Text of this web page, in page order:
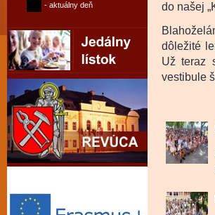
- aktuálny deň
do našej
dôležité
Už teraz
vestibule